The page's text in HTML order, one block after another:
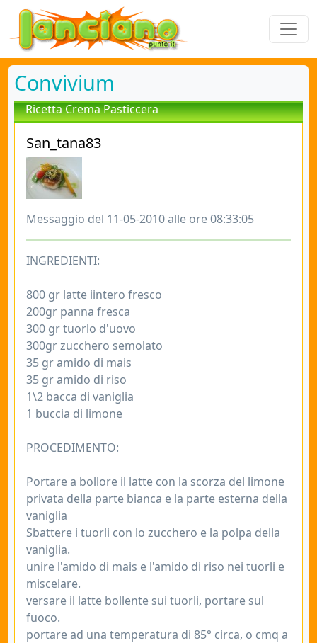
Convivium
Ricetta Crema Pasticcera
San_tana83
Messaggio del 11-05-2010 alle ore 08:33:05
INGREDIENTI:
800 gr latte iintero fresco
200gr panna fresca
300 gr tuorlo d'uovo
300gr zucchero semolato
35 gr amido di mais
35 gr amido di riso
1\2 bacca di vaniglia
1 buccia di limone
PROCEDIMENTO:
Portare a bollore il latte con la scorza del limone
privata della parte bianca e la parte esterna della
vaniglia
Sbattere i tuorli con lo zucchero e la polpa della
vaniglia.
unire l'amido di mais e l'amido di riso nei tuorli e
miscelare.
versare il latte bollente sui tuorli, portare sul
fuoco.
portare ad una temperatura di 85° circa, o cmq a